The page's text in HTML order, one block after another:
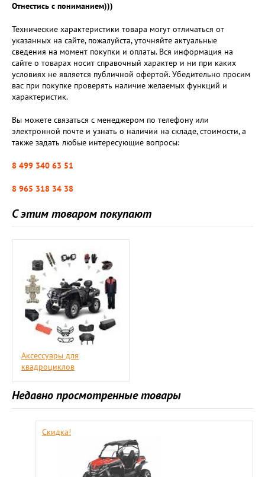
Отнестись с пониманием)))
Технические характеристики товара могут отличаться от
указанных на сайте, пожалуйста, уточняйте актуальные
сведения на момент покупки и оплаты. Вся информация на
сайте о товарах носит справочный характер и ни при каких
условиях не является публичной офертой. Убедительно просим
вас при покупке проверять наличие желаемых функций и
характеристик.
Вы можете связаться с менеджером по телефону или
электронной почте и узнать о наличии на складе, стоимости, а
также задать любые интересующие вопросы:
8 499 340 63 51
8 965 318 34 38
С этим товаром покупают
Аксессуары для
квадроциклов
Недавно просмотренные товары
Скидка!